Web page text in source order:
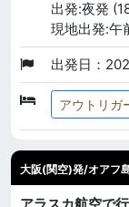
出発:夜発
現地出発:午
出発日：
アウトリガ
大阪(関空)発/オアフ